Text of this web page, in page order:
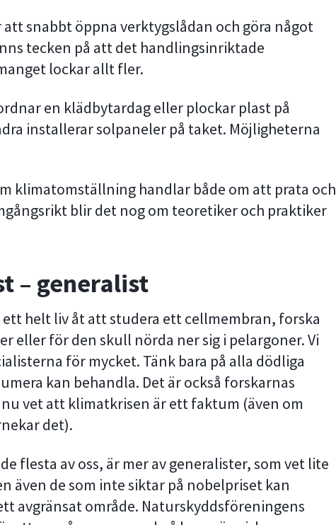
snabbt öppna verktygslådan och göra något
tecken på att det handlingsinriktade
lockar allt fler.
en klädbytardag eller plockar plast på
installerar solpaneler på taket. Möjligheterna
klimatomställning handlar både om att prata och
blir det nog om teoretiker och praktiker
– generalist
ett helt liv åt att studera ett cellmembran, forska
eller för den skull nörda ner sig i pelargoner. Vi
för mycket. Tänk bara på alla dödliga
kan behandla. Det är också forskarnas
vet att klimatkrisen är ett faktum (även om
det).
flesta av oss, är mer av generalister, som vet lite
även de som inte siktar på nobelpriset kan
avgränsat område. Naturskyddsföreningens